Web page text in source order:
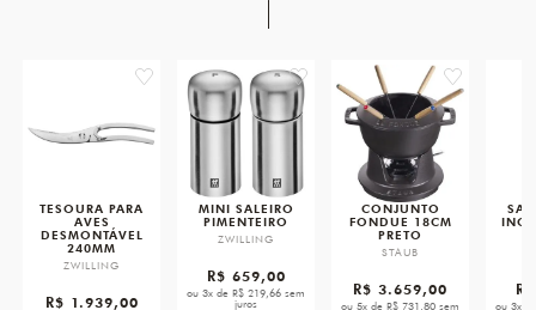
favorite
TESOURA PARA
AVES
DESMONTÁVEL
240MM
ZWILLING
R$ 1.939,00
favorite
MINI SALEIRO
PIMENTEIRO
ZWILLING
R$ 659,00
ou 3x de R$ 219,66 sem
juros
favorite
CONJUNTO
FONDUE 18CM
PRETO
STAUB
R$ 3.659,00
ou 5x de R$ 731,80 sem ou 3x